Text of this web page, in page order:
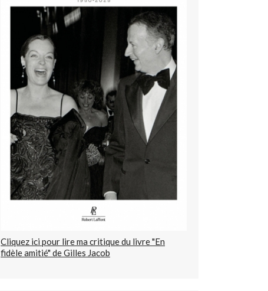
Cliquez ici pour lire ma critique du livre "En
fidèle amitié" de Gilles Jacob